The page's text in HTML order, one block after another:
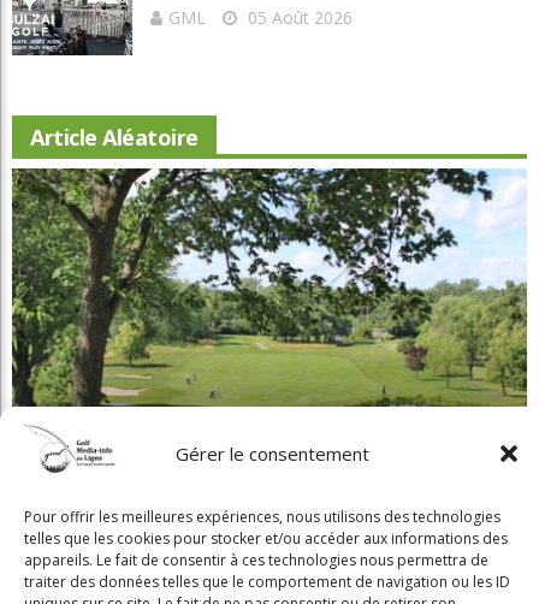
Gérer le consentement
Pour offrir les meilleures expériences, nous utilisons des technologies
telles que les cookies pour stocker et/ou accéder aux informations des
appareils. Le fait de consentir à ces technologies nous permettra de
traiter des données telles que le comportement de navigation ou les ID
GML 05 Août 2026
Article Aléatoire
Beaconsfield renoue avec son look d'antan